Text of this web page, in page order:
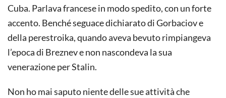
Cuba. Parlava francese in modo spedito, con un forte
accento. Benché seguace dichiarato di Gorbaciov e
della perestroika, quando aveva bevuto rimpiangeva
l’epoca di Breznev e non nascondeva la sua
venerazione per Stalin.
Non ho mai saputo niente delle sue attività che